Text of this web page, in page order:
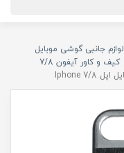
لوازم جانبی گوشی موبایل
کیف و کاور آیفون 7/8